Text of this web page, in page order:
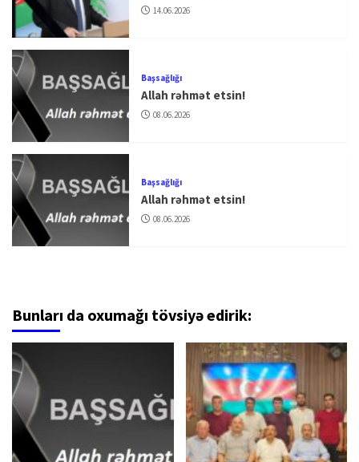
14.06.2026
Başsağlığı
Allah rəhmət etsin!
08.06.2026
Başsağlığı
Allah rəhmət etsin!
08.06.2026
Bunları da oxumağı tövsiyə edirik: